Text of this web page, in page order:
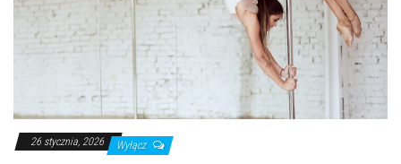
26 stycznia, 2026 Wyłącz